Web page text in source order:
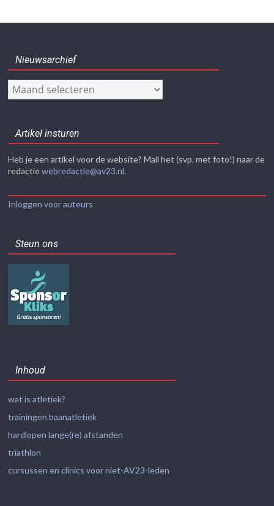
Nieuwsarchief
Nieuwsarchief
Artikel insturen
Heb je een artikel voor de website? Mail het (svp. met foto!) naar de
redactiewebredactie@av23.nl.
Inloggen voor auteurs
Steun ons
Inhoud
wat is atletiek?
trainingen baanatletiek
hardlopen lange(re) afstanden
triathlon
cursussen en clinics voor niet-AV23-leden